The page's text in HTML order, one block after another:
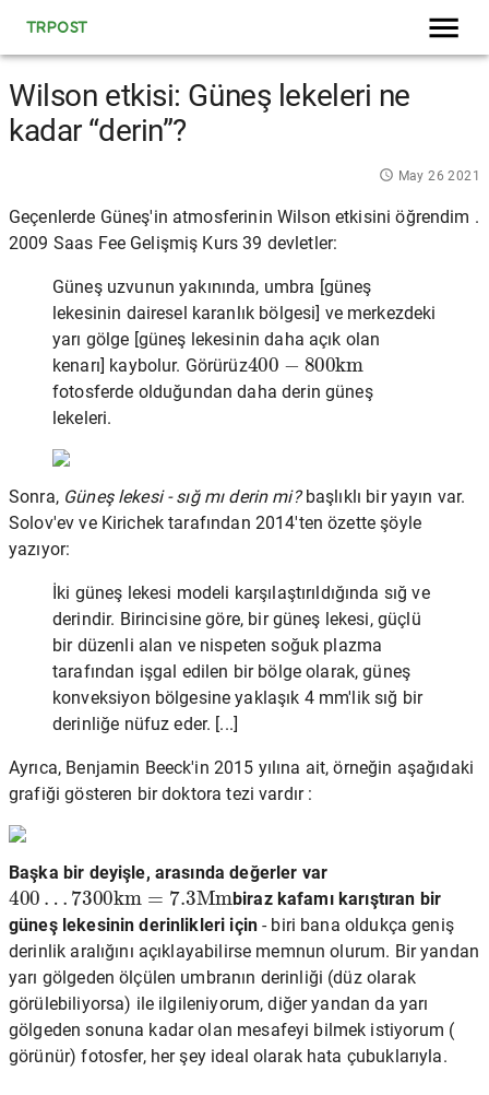
TRPOST
Wilson etkisi: Güneş lekeleri ne
kadar “derin”?
May 26 2021
Geçenlerde Güneş'in atmosferinin Wilson etkisini öğrendim .
2009 Saas Fee Gelişmiş Kurs 39 devletler:
Güneş uzvunun yakınında, umbra [güneş
lekesinin dairesel karanlık bölgesi] ve merkezdeki
yarı gölge [güneş lekesinin daha açık olan
kenarı] kaybolur. Görürüz
400−800k m
fotosferde olduğundan daha derin güneş
lekeleri.
Sonra, Güneş lekesi - sığ mı derin mi?başlıklı bir yayın var.
Solov'ev ve Kirichek tarafından 2014'ten özette şöyle
yazıyor:
İki güneş lekesi modeli karşılaştırıldığında sığ ve
derindir. Birincisine göre, bir güneş lekesi, güçlü
bir düzenli alan ve nispeten soğuk plazma
tarafından işgal edilen bir bölge olarak, güneş
konveksiyon bölgesine yaklaşık 4 mm'lik sığ bir
derinliğe nüfuz eder. [...]
Ayrıca, Benjamin Beeck'in 2015 yılına ait, örneğin aşağıdaki
grafiği gösteren bir doktora tezi vardır :
Başka bir deyişle, arasında değerler var
400… 7300km= 7.3Mm
biraz kafamı karıştıran bir
güneş lekesinin derinlikleri için- biri bana oldukça geniş
derinlik aralığını açıklayabilirse memnun olurum. Bir yandan
yarı gölgeden ölçülen umbranın derinliği (düz olarak
görülebiliyorsa) ile ilgileniyorum, diğer yandan da yarı
gölgeden sonuna kadar olan mesafeyi bilmek istiyorum (
görünür) fotosfer, her şey ideal olarak hata çubuklarıyla.